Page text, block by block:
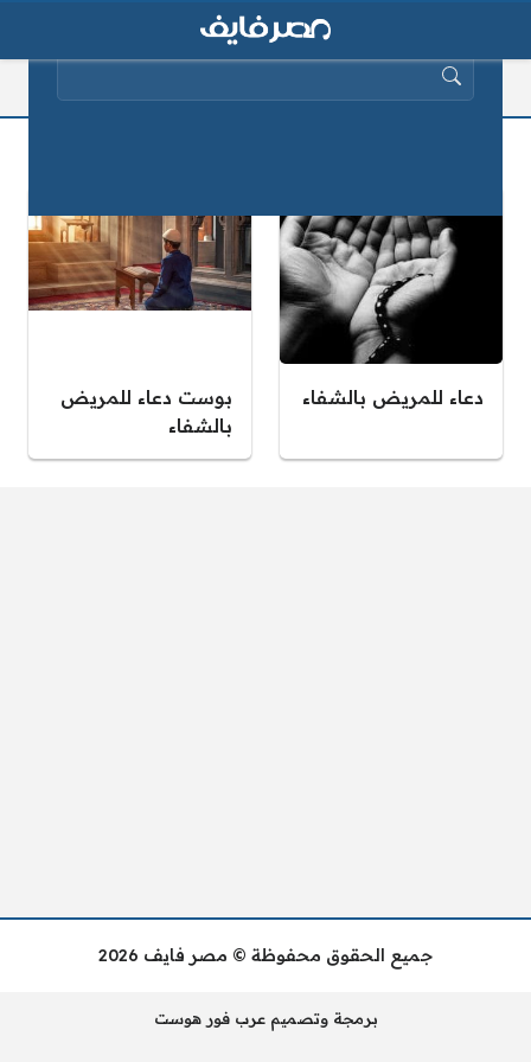
دعاء للمريض بالشفاء
بوست دعاء للمريض
بالشفاء
جميع الحقوق محفوظة © مصر فايف 2026
برمجة وتصميم عرب فور هوست
البحث عن: